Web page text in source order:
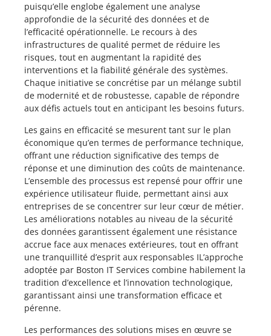
puisqu’elle englobe également une analyse
approfondie de la sécurité des données et de
l’efficacité opérationnelle. Le recours à des
infrastructures de qualité permet de réduire les
risques, tout en augmentant la rapidité des
interventions et la fiabilité générale des systèmes.
Chaque initiative se concrétise par un mélange subtil
de modernité et de robustesse, capable de répondre
aux défis actuels tout en anticipant les besoins futurs.
Les gains en efficacité se mesurent tant sur le plan
économique qu’en termes de performance technique,
offrant une réduction significative des temps de
réponse et une diminution des coûts de maintenance.
L’ensemble des processus est repensé pour offrir une
expérience utilisateur fluide, permettant ainsi aux
entreprises de se concentrer sur leur cœur de métier.
Les améliorations notables au niveau de la sécurité
des données garantissent également une résistance
accrue face aux menaces extérieures, tout en offrant
une tranquillité d’esprit aux responsables IL’approche
adoptée par Boston IT Services combine habilement la
tradition d’excellence et l’innovation technologique,
garantissant ainsi une transformation efficace et
pérenne.
Les performances des solutions mises en œuvre se